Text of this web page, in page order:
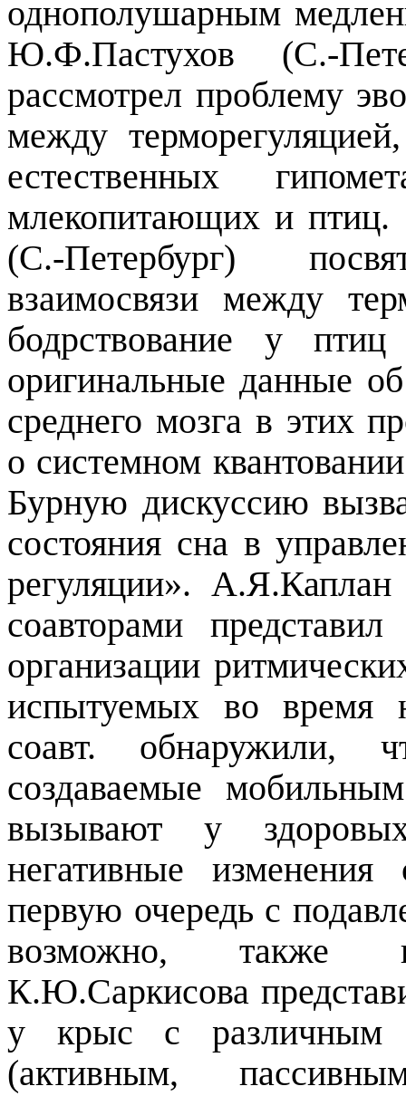
однополушарным
Ю.Ф.Пастухов (С.-
рассмотрел проблему
между
естественных
млекопитающих и
(С.-Петербург)
взаимосвязи между
бодрствование у
оригинальные данные
среднего мозга в этих
о системном
Бурную дискуссию
состояния сна в
регуляции».
соавторами
организации
испытуемых во время
соавт. обнаружили,
создаваемые
вызывают у
негативные
первую очередь с
возможно, также
К.Ю.Саркисова
у крыс с различным
(активным,